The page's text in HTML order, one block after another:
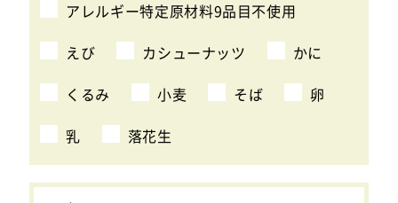
アレルギー特定原材料9品目不使用
えび
カシューナッツ
かに
くるみ
小麦 そば
卵
乳
落花生